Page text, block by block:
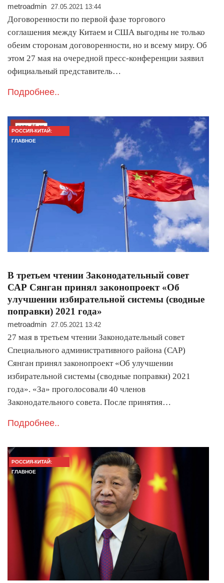
metroadmin 27.05.2021 13:44
Договоренности по первой фазе торгового
соглашения между Китаем и США выгодны не только
обеим сторонам договоренности, но и всему миру. Об
этом 27 мая на очередной пресс-конференции заявил
официальный представитель…
Подробнее..
РОССИЯ-КИТАЙ:
ГЛАВНОЕ
В третьем чтении Законодательный совет
САР Сянган принял законопроект «Об
улучшении избирательной системы (сводные
поправки) 2021 года»
metroadmin 27.05.2021 13:42
27 мая в третьем чтении Законодательный совет
Специального административного района (САР)
Сянган принял законопроект «Об улучшении
избирательной системы (сводные поправки) 2021
года». «За» проголосовали 40 членов
Законодательного совета. После принятия…
Подробнее..
РОССИЯ-КИТАЙ:
ГЛАВНОЕ